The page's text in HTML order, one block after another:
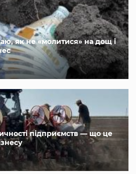
як не «молитися» на дощ і
підприємств — що це